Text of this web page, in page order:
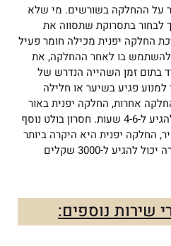
על ההחלקה בשורשים. מי שלא
לבחור בתסרוקת שתסווה את
החלקה יפנית מכילה חומר פעיל
בו לאחר ההחלקה, את
בתום זמן השהייה הנדרש של
פגיע בשיער או חלילה
אחרות, החלקה יפנית באור
יהודה אורכת יותר זמן ויכולה להגיע ל-4-6 שעות. חסרון בולט נוסף
החלקה יפנית היא היקרה ביותר
מבין כל שיטות ההחלקה ומחירה יכול להגיע ל-3000 שקלים
שירות נוספים: